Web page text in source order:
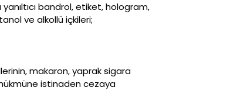
bandrol, etiket, hologram,
ve alkollü içkileri;
makaron, yaprak sigara
istinaden cezaya